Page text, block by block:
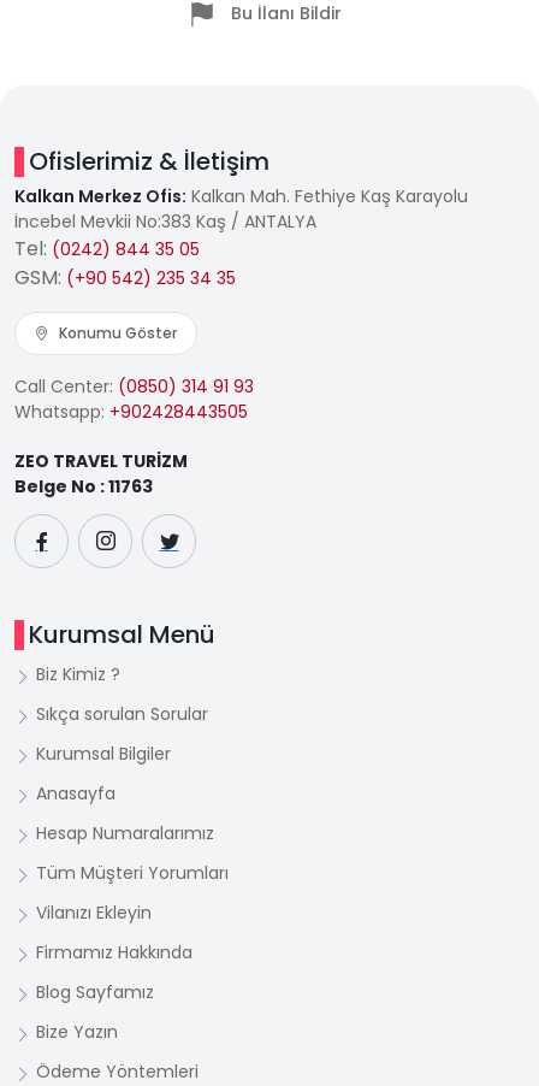
Bu İlanı Bildir
Ofislerimiz & İletişim
Kalkan Merkez Ofis: Kalkan Mah. Fethiye Kaş Karayolu
İncebel Mevkii No:383 Kaş / ANTALYA
Tel: (0242) 844 35 05
GSM: (+90 542) 235 34 35
Konumu Göster
Call Center: (0850) 314 91 93
Whatsapp: +902428443505
ZEO TRAVEL TURİZM
Belge No : 11763
Kurumsal Menü
Biz Kimiz ?
Sıkça sorulan Sorular
Kurumsal Bilgiler
Anasayfa
Hesap Numaralarımız
Tüm Müşteri Yorumları
Vilanızı Ekleyin
Firmamız Hakkında
Blog Sayfamız
Bize Yazın
Ödeme Yöntemleri